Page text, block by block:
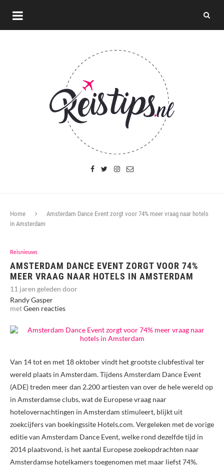
Home
Amsterdam Dance Event zorgt voor 74% meer vraag naar hotels
in Amsterdam
Reisnieuws
AMSTERDAM DANCE EVENT ZORGT VOOR 74%
MEER VRAAG NAAR HOTELS IN AMSTERDAM
11 jaren geleden door
Randy Gasper
metGeen reacties
Van 14 tot en met 18 oktober vindt het grootste clubfestival ter
wereld plaats in Amsterdam. Tijdens Amsterdam Dance Event
(ADE) treden meer dan 2.200 artiesten van over de hele wereld op
in Amsterdamse clubs, wat de Europese vraag naar
hotelovernachtingen in Amsterdam stimuleert, blijkt uit
zoekcijfers van boekingssite Hotels.com. Vergeleken met de vorige
editie van Amsterdam Dance Event, welke rond dezelfde tijd in
2014 plaatsvond, is het aantal Europese zoekopdrachten naar
Amsterdamse hotelkamers toegenomen met maar liefst 74%.